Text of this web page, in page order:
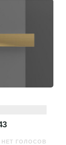
НЕТ ГОЛОСОВ